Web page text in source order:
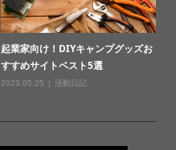
起業家向け！DIYキャンプグッズお
すすめサイトベスト5選
2023.05.25 活動日記